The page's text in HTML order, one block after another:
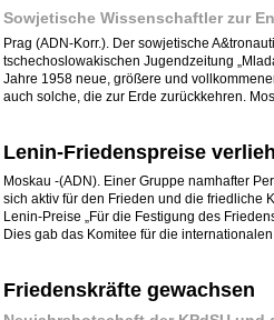
Sowjetische Wissenschaftler zur
Prag (ADN-Korr.). Der sowjetische
tschechoslowakischen Jugendzeitung
Jahre 1958 neue, größere und
auch solche, die zur Erde zurückkehren.
Lenin-Friedenspreise
Moskau -(ADN). Einer Gruppe namhafter
sich aktiv für den Frieden und die friedliche
Lenin-Preise „Für die Festigung des
Dies gab das Komitee für die
Friedenskräfte gewachsen